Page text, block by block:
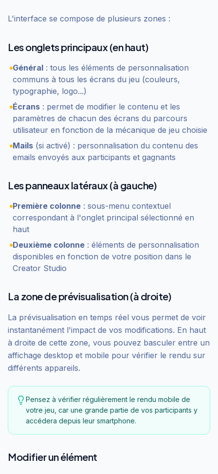
L'interface se compose de plusieurs zones :
Les onglets principaux (en haut)
Général : tous les éléments de personnalisation
communs à tous les écrans du jeu (couleurs,
typographie, logo...)
Écrans : permet de modifier le contenu et les
paramètres de chacun des écrans du parcours
utilisateur en fonction de la mécanique de jeu choisie
Mails (si activé) : personnalisation du contenu des
emails envoyés aux participants et gagnants
Les panneaux latéraux (à gauche)
Première colonne : sous-menu contextuel
correspondant à l'onglet principal sélectionné en
haut
Deuxième colonne : éléments de personnalisation
disponibles en fonction de votre position dans le
Creator Studio
La zone de prévisualisation (à droite)
La prévisualisation en temps réel vous permet de voir
instantanément l'impact de vos modifications. En haut
à droite de cette zone, vous pouvez basculer entre un
affichage desktop et mobile pour vérifier le rendu sur
différents appareils.
Pensez à vérifier régulièrement le rendu mobile de
votre jeu, car une grande partie de vos participants y
accédera depuis leur smartphone.
Modifier un élément